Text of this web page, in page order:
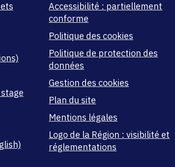
Accessibilité : partiellement
conforme
Politique des cookies
Politique de protection des
données
Gestion des cookies
Plan du site
Mentions légales
Logo de la Région : visibilité et
réglementations